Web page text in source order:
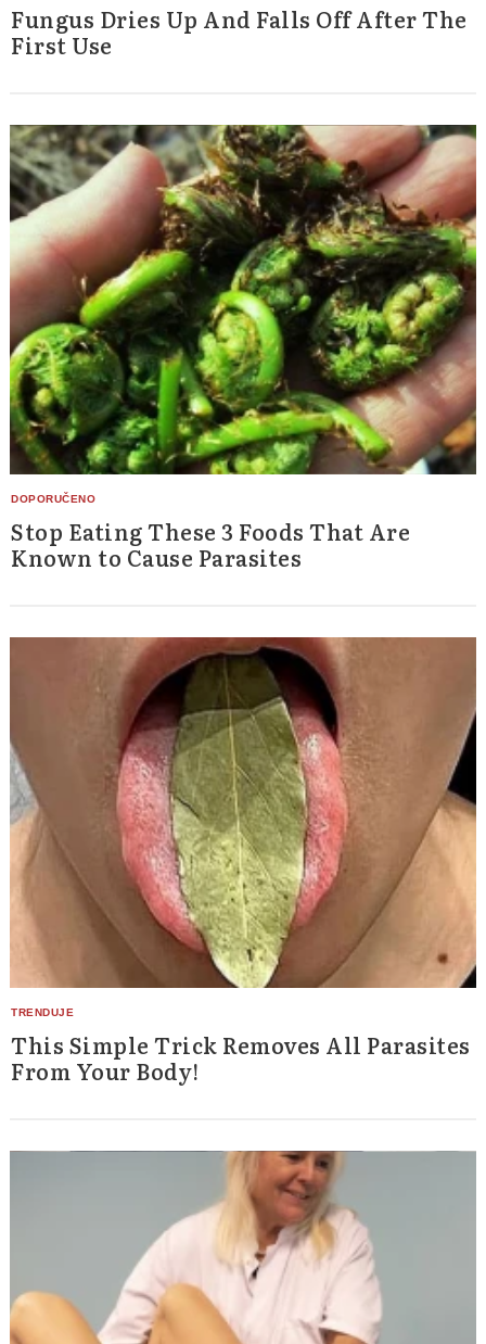
Fungus Dries Up And Falls Off After The
First Use
Stop Eating These 3 Foods That Are
Known to Cause Parasites
This Simple Trick Removes All Parasites
From Your Body!